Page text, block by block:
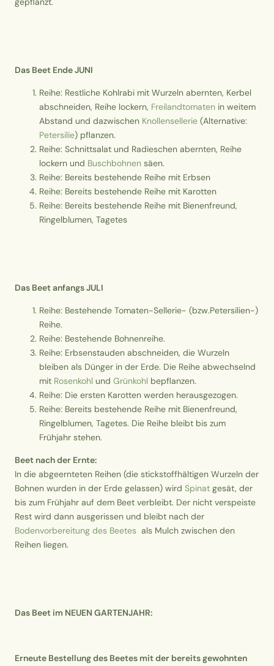
Das Beet Ende JUNI
Reihe: Restliche Kohlrabi mit Wurzeln abernten, Kerbel
abschneiden, Reihe lockern, Freilandtomaten in weitem
Abstand und dazwischen Knollensellerie (Alternative:
Petersilie) pflanzen.
Reihe: Schnittsalat und Radieschen abernten, Reihe
lockern und Buschbohnen säen.
Reihe: Bereits bestehende Reihe mit Erbsen
Reihe: Bereits bestehende Reihe mit Karotten
Reihe: Bereits bestehende Reihe mit Bienenfreund,
Ringelblumen, Tagetes
Das Beet anfangs JULI
Reihe: Bestehende Tomaten-Sellerie- (bzw.Petersilien-)
Reihe.
Reihe: Bestehende Bohnenreihe.
Reihe: Erbsenstauden abschneiden, die Wurzeln
bleiben als Dünger in der Erde. Die Reihe abwechselnd
mit Rosenkohl und Grünkohl bepflanzen.
Reihe: Die ersten Karotten werden herausgezogen.
Reihe: Bereits bestehende Reihe mit Bienenfreund,
Ringelblumen, Tagetes. Die Reihe bleibt bis zum
Frühjahr stehen.
Beet nach der Ernte:
In die abgeernteten Reihen (die stickstoffhältigen Wurzeln der
Bohnen wurden in der Erde gelassen) wird Spinat gesät, der
bis zum Frühjahr auf dem Beet verbleibt. Der nicht verspeiste
Rest wird dann ausgerissen und bleibt nach der
Bodenvorbereitung des Beetes als Mulch zwischen den
Reihen liegen.
Das Beet im NEUEN GARTENJAHR:
Erneute Bestellung des Beetes mit der bereits gewohnten